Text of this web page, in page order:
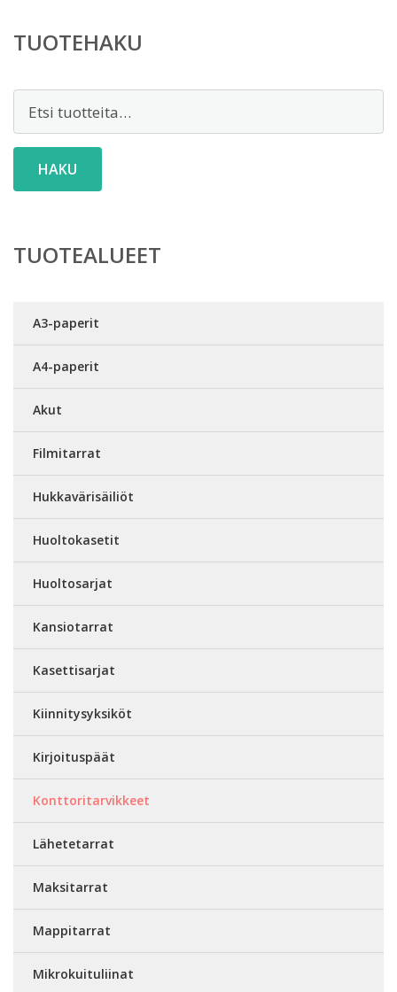
TUOTEHAKU
HAKU
TUOTEALUEET
A3-paperit
A4-paperit
Akut
Filmitarrat
Hukkavärisäiliöt
Huoltokasetit
Huoltosarjat
Kansiotarrat
Kasettisarjat
Kiinnitysyksiköt
Kirjoituspäät
Konttoritarvikkeet
Lähetetarrat
Maksitarrat
Mappitarrat
Mikrokuituliinat